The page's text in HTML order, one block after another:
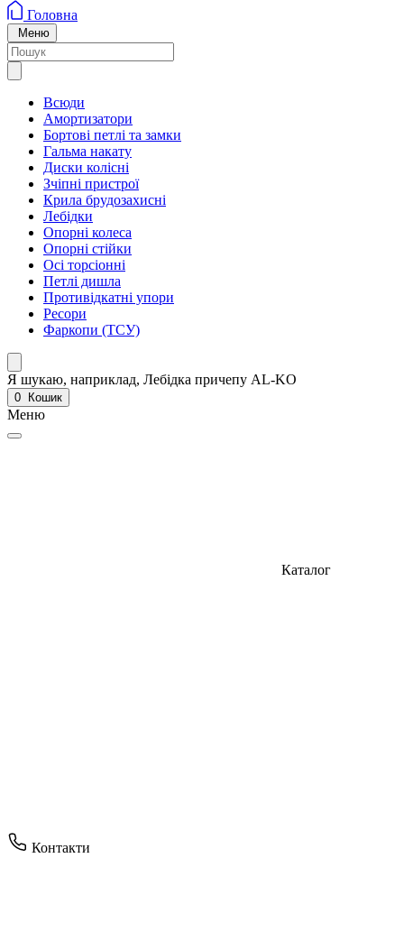
Головна
Меню
Всюди
Амортизатори
Бортові петлі та замки
Гальма накату
Диски колісні
Зчіпні пристрої
Крила брудозахисні
Лебідки
Опорні колеса
Опорні стійки
Осі торсіонні
Петлі дишла
Противідкатні упори
Ресори
Фаркопи (ТСУ)
Я шукаю, наприклад, Лебідка причепу AL-KO
0 Кошик
Меню
Каталог
Контакти